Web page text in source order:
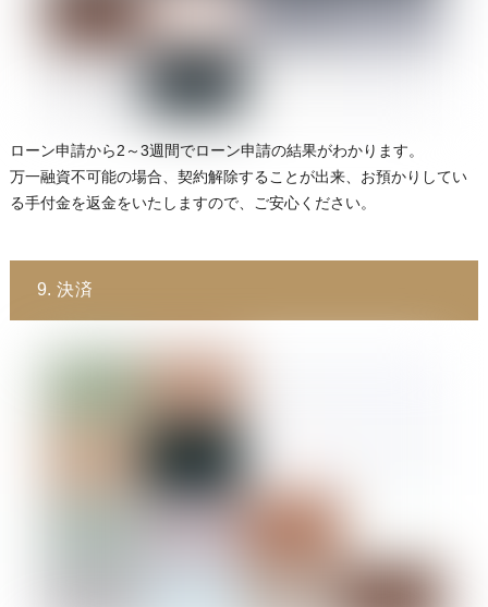
ローン申請から2～3週間でローン申請の結果がわかります。
万一融資不可能の場合、契約解除することが出来、お預かりしてい
る手付金を返金をいたしますので、ご安心ください。
9. 決済